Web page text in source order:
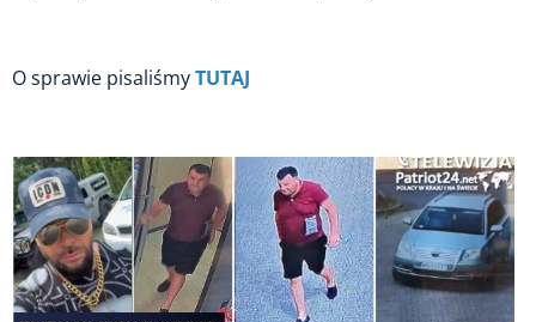
O sprawie pisaliśmyTUTAJ